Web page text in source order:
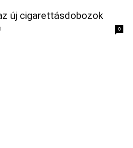
új cigarettásdobozok
0